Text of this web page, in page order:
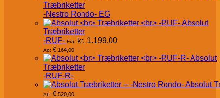
Træbriketter
-Nestro Rondo- EG
Absolut
Træbriketter
-RUF- Fra: kr. 1.199,00
Ab: € 164,00
Absolut
Træbriketter
-RUF-R-
Absolut
Ab: € 520,00